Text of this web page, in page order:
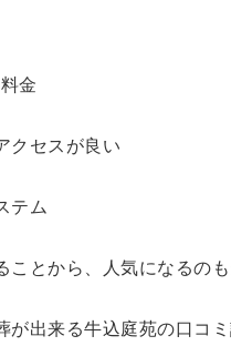
金
クセスが良い
テム
とから、人気になるのも
が出来る牛込庭苑の口コ